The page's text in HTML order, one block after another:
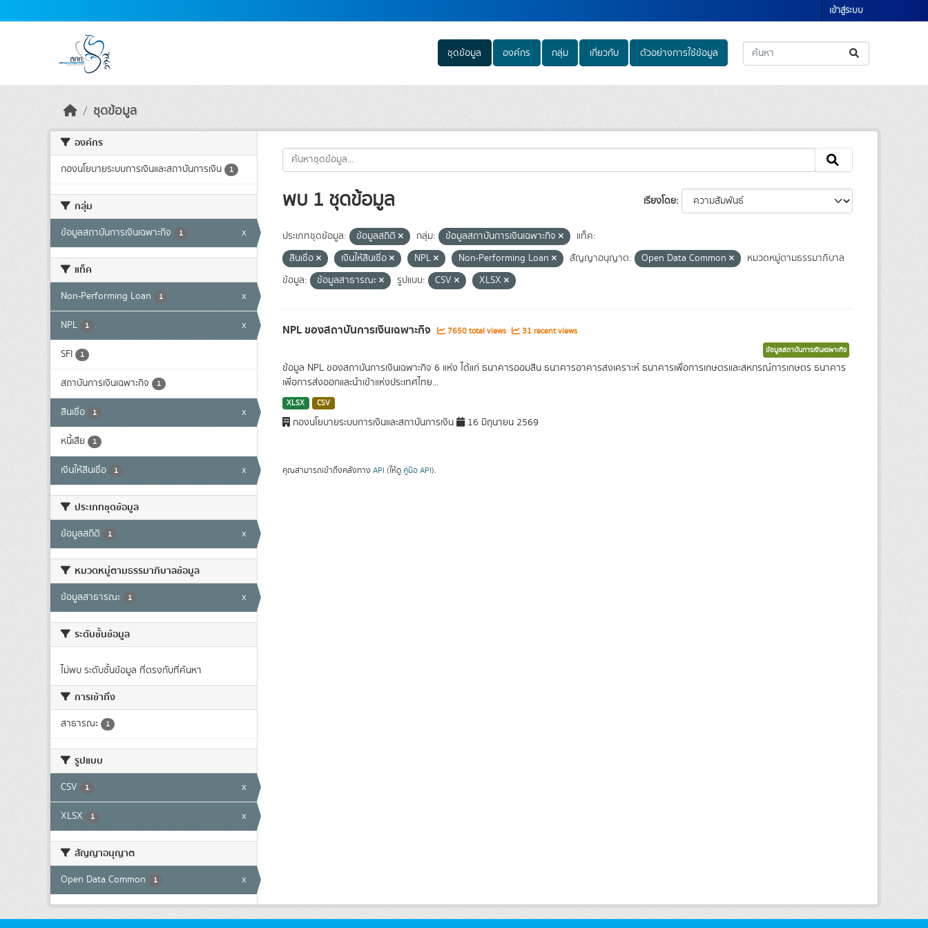
เข้าสู่ระบบ
ชุดข้อมูล องค์กร กลุ่ม เกี่ยวกับ ตัวอย่างการใช้ข้อมูล
ชุดข้อมูล
องค์กร
กองนโยบายระบบการเงินและสถาบันการเงิน 1
กลุ่ม
ข้อมูลสถาบันการเงินเฉพาะกิจ 1 x
แท็ค
Non-Performing Loan 1 x
NPL 1 x
SFI 1
สถาบันการเงินเฉพาะกิจ 1
สินเชื่อ 1 x
หนี้เสีย 1
เงินให้สินเชื่อ 1 x
ประเภทชุดข้อมูล
ข้อมูลสถิติ 1 x
หมวดหมู่ตามธรรมาภิบาลข้อมูล
ข้อมูลสาธารณะ 1 x
ระดับชั้นข้อมูล
ไม่พบ ระดับชั้นข้อมูล ที่ตรงกับที่ค้นหา
การเข้าถึง
สาธารณะ 1
รูปแบบ
CSV 1 x
XLSX 1 x
สัญญาอนุญาต
Open Data Common 1 x
เรียงโดย
พบ 1 ชุดข้อมูล
ประเภทชุดข้อมูล: ข้อมูลสถิติ กลุ่ม: ข้อมูลสถาบันการเงินเฉพาะกิจ
แท็ค:
สินเชื่อ
เงินให้สินเชื่อ NPL Non-Performing Loan สัญญาอนุญาต: Open Data Common
หมวดหมู่ตามธรรมาภิบาล
ข้อมูล:
ข้อมูลสาธารณะ รูปแบบ: CSV XLSX
NPL ของสถาบันการเงินเฉพาะกิจ 7650 total views 31 recent views
ข้อมูลสถาบันการเงินเฉพาะกิจ
ข้อมูล NPL ของสถาบันการเงินเฉพาะกิจ 6 แห่ง ได้แก่ ธนาคารออมสิน ธนาคารอาคารสงเคราะห์ ธนาคารเพื่อการเกษตรและสหกรณ์การเกษตร ธนาคาร
เพื่อการส่งออกและนำเข้าแห่งประเทศไทย...
XLSX CSV
กองนโยบายระบบการเงินและสถาบันการเงิน 16 มิถุนายน 2569
คุณสามารถเข้าถึงคลังทาง API (ให้ดู คู่มือ API).